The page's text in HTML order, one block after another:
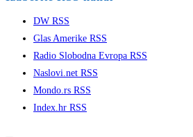
DW RSS
Glas Amerike RSS
Radio Slobodna Evropa RSS
Naslovi.net RSS
Mondo.rs RSS
Index.hr RSS